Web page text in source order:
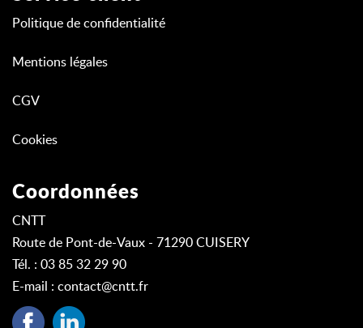
Politique de confidentialité
Mentions légales
CGV
Cookies
Coordonnées
CNTT
Route de Pont-de-Vaux - 71290 CUISERY
Tél. : 03 85 32 29 90
E-mail : contact@cntt.fr